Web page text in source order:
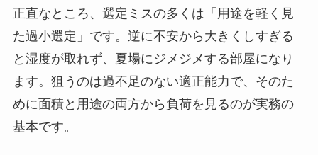
正直なところ、選定ミスの多くは「用途を軽く見
た過小選定」です。逆に不安から大きくしすぎる
と湿度が取れず、夏場にジメジメする部屋になり
ます。狙うのは過不足のない適正能力で、そのた
めに面積と用途の両方から負荷を見るのが実務の
基本です。